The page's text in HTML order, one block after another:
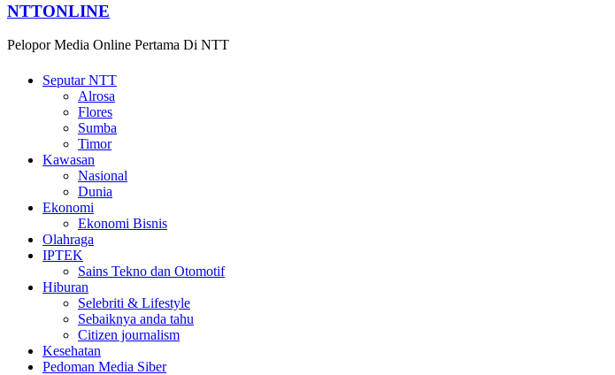
NTTONLINE
Pelopor Media Online Pertama Di NTT
Seputar NTT
Alrosa
Flores
Sumba
Timor
Kawasan
Nasional
Dunia
Ekonomi
Ekonomi Bisnis
Olahraga
IPTEK
Sains Tekno dan Otomotif
Hiburan
Selebriti & Lifestyle
Sebaiknya anda tahu
Citizen journalism
Kesehatan
Pedoman Media Siber